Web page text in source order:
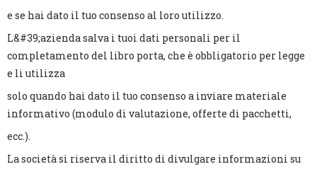
e se hai dato il tuo consenso al loro utilizzo.
L&#39;azienda salva i tuoi dati personali per il
completamento del libro porta, che è obbligatorio per legge
e li utilizza
solo quando hai dato il tuo consenso a inviare materiale
informativo (modulo di valutazione, offerte di pacchetti,
ecc.).
La società si riserva il diritto di divulgare informazioni su